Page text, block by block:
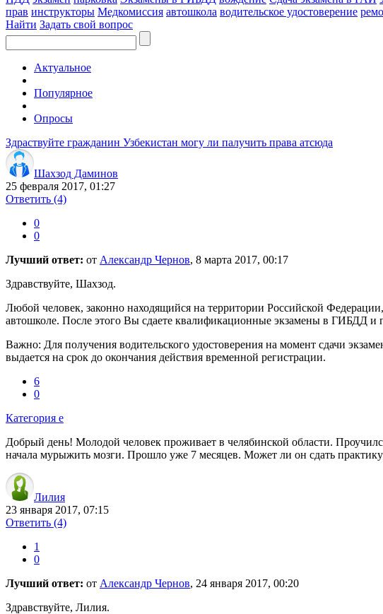
прав инструкторы Медкомиссия автошкола водительское удостоверение
Найти Задать свой вопрос
Актуальное
Популярное
Опросы
Здраствуйте гражданин Узбекистан могу ли палучить права атсюда
Шахзод Даминов
25 февраля 2017, 01:27
Ответить (4)
0
0
Лучший ответ: от Александр Чернов, 8 марта 2017, 00:17
Здравствуйте, Шахзод.
Любой человек, законно находящийся на территории Российской
автошколе. После этого Вы сдаете квалификационные экзамены в ГИБДД и
Важно: Для получения водительского удостоверения на момент сдачи
выдается на срок до окончания действия временной регистрации.
6
0
Категория е
Добрый день! Молодой человек проживает в челябинской области.
начала мурыжить мозги. Прошло уже 7 месяцев. Может ли он сдать
Лилия
23 января 2017, 07:15
Ответить (4)
1
0
Лучший ответ: от Александр Чернов, 24 января 2017, 00:20
Здравствуйте, Лилия.